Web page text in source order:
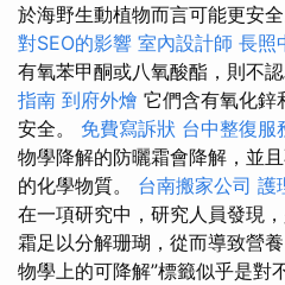
於海野生動植物而言可能更安全
對SEO的影響 室內設計師 長照
有氧苯甲酮或八氧酸酯，則不
指南 到府外燴 它們含有氧化鋅
安全。 免費寫訴狀 台中整復服
物學降解的防曬霜會降解，並
的化學物質。 台南搬家公司 護
在一項研究中，研究人員發現
霜足以分解珊瑚，從而導致營
物學上的可降解”標籤似乎是對